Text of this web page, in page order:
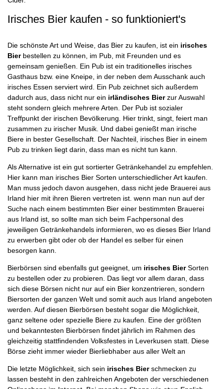
Irisches Bier kaufen - so funktioniert's
Die schönste Art und Weise, das Bier zu kaufen, ist ein irisches
Bierbestellen zu können, im Pub, mit Freunden und es
gemeinsam genießen. Ein Pub ist ein traditionelles irisches
Gasthaus bzw. eine Kneipe, in der neben dem Ausschank auch
irisches Essen serviert wird. Ein Pub zeichnet sich außerdem
dadurch aus, dass nicht nur ein irländisches Bierzur Auswahl
steht sondern gleich mehrere Arten. Der Pub ist sozialer
Treffpunkt der irischen Bevölkerung. Hier trinkt, singt, feiert man
zusammen zu irischer Musik. Und dabei genießt man irische
Biere in bester Gesellschaft. Der Nachteil, irisches Bier in einem
Pub zu trinken liegt darin, dass man es nicht tun kann.
Als Alternative ist ein gut sortierter Getränkehandel zu empfehlen.
Hier kann man irisches Bier Sorten unterschiedlicher Art kaufen.
Man muss jedoch davon ausgehen, dass nicht jede Brauerei aus
Irland hier mit ihren Bieren vertreten ist. wenn man nun auf der
Suche nach einem bestimmten Bier einer bestimmten Brauerei
aus Irland ist, so sollte man sich beim Fachpersonal des
jeweiligen Getränkehandels informieren, wo es dieses Bier Irland
zu erwerben gibt oder ob der Handel es selber für einen
besorgen kann.
Bierbörsen sind ebenfalls gut geeignet, um irisches BierSorten
zu bestellen oder zu probieren. Das liegt vor allem daran, dass
sich diese Börsen nicht nur auf ein Bier konzentrieren, sondern
Biersorten der ganzen Welt und somit auch aus Irland angeboten
werden. Auf diesen Bierbörsen besteht sogar die Möglichkeit,
ganz seltene oder spezielle Biere zu kaufen. Eine der größten
und bekanntesten Bierbörsen findet jährlich im Rahmen des
gleichzeitig stattfindenden Volksfestes in Leverkusen statt. Diese
Börse zieht immer wieder Bierliebhaber aus aller Welt an
Die letzte Möglichkeit, sich sein irisches Bierschmecken zu
lassen besteht in den zahlreichen Angeboten der verschiedenen